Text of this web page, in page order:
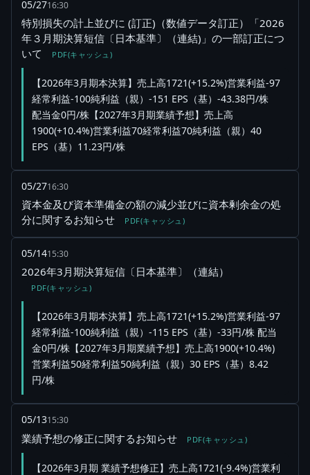
05/2716:30
特別損失の計上並びに (訂正)（数値データ訂正）「2026
年３月期決算短信〔日本基準〕（連結)」の一部訂正につ
いて
PDF(キャッシュ)
【2026年3月期本決算】売上高1721(+15.2%)営業利益-97
経常利益-100純利益（親）-151 EPS（基）-43.38円/株
配当金0円/株【2027年3月期業績予想】売上高
1900(+10.4%)営業利益70経常利益70純利益（親）40
EPS（基）11.23円/株
05/2716:30
資本金及び資本準備金の額の減少並びに資本剰余金の処
分に関するお知らせ
PDF(キャッシュ)
05/1415:30
2026年3月期決算短信〔日本基準〕（連結）
PDF(キャッシュ)
【2026年3月期本決算】売上高1721(+15.2%)営業利益-97
経常利益-100純利益（親）-115 EPS（基）-33円/株 配当
金0円/株【2027年3月期業績予想】売上高1900(+10.4%)
営業利益50経常利益50純利益（親）30 EPS（基）8.42
円/株
05/1315:30
業績予想の修正に関するお知らせ PDF(キャッシュ)
【2026年3月期 業績予想修正】売上高1721(-9.4%)営業利